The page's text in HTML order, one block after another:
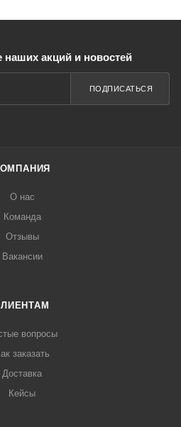
наших акций и новостей
ПОДПИСАТЬСЯ
О нас
Команда
Отзывы
Вакансии
вопросы
заказать
Доставка
Кейсы